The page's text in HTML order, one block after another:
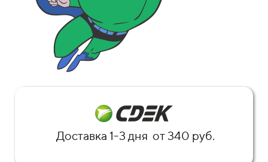
Доставка 1-3 дня от 340 руб.